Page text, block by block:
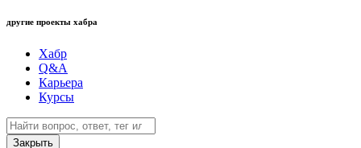
другие проекты хабра
Хабр
Q&A
Карьера
Курсы
Закрыть